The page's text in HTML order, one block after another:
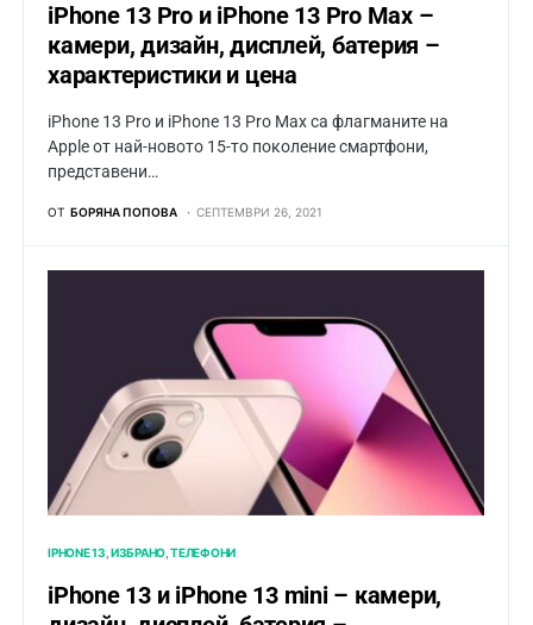
iPhone 13 Pro и iPhone 13 Pro Max –
камери, дизайн, дисплей, батерия –
характеристики и цена
iPhone 13 Pro и iPhone 13 Pro Max са флагманите на
Apple от най-новото 15-то поколение смартфони,
представени…
ОТ БОРЯНА ПОПОВА СЕПТЕМВРИ 26, 2021
IPHONE 13 ИЗБРАНО ТЕЛЕФОНИ
iPhone 13 и iPhone 13 mini – камери,